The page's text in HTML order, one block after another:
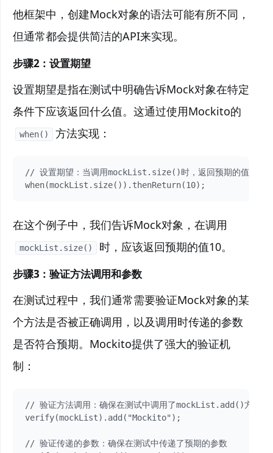
他框架中，创建Mock对象的语法可能有所不同，
但通常都会提供简洁的API来实现。
步骤2：设置期望
设置期望是指在测试中明确告诉Mock对象在特定
条件下应该返回什么值。这通过使用Mockito的
when() 方法实现：
// 设置期望：当调用mockList.size()时，返回预期的值
when(mockList.size()).thenReturn(10);
在这个例子中，我们告诉Mock对象，在调用
mockList.size() 时，应该返回预期的值10。
步骤3：验证方法调用和参数
在测试过程中，我们通常需要验证Mock对象的某
个方法是否被正确调用，以及调用时传递的参数
是否符合预期。Mockito提供了强大的验证机
制：
// 验证方法调用：确保在测试中调用了mockList.add()方法
verify(mockList).add("Mockito");
// 验证传递的参数：确保在测试中传递了预期的参数